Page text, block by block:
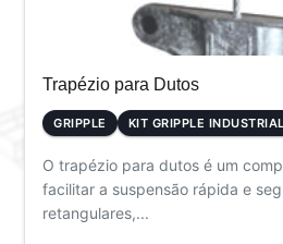
Trapézio para Dutos
GRIPPLE KIT GRIPPLE INDUSTRIAL
O trapézio para dutos é um
facilitar a suspensão rápida e
retangulares,...